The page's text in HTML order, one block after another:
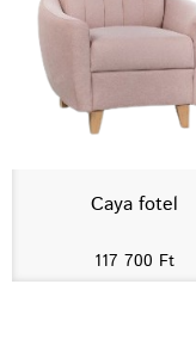
Caya fotel
117 700 Ft